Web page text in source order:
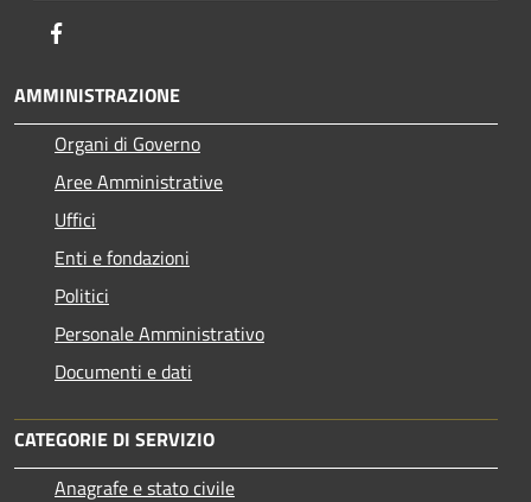
AMMINISTRAZIONE
Organi di Governo
Aree Amministrative
Uffici
Enti e fondazioni
Politici
Personale Amministrativo
Documenti e dati
CATEGORIE DI SERVIZIO
Anagrafe e stato civile